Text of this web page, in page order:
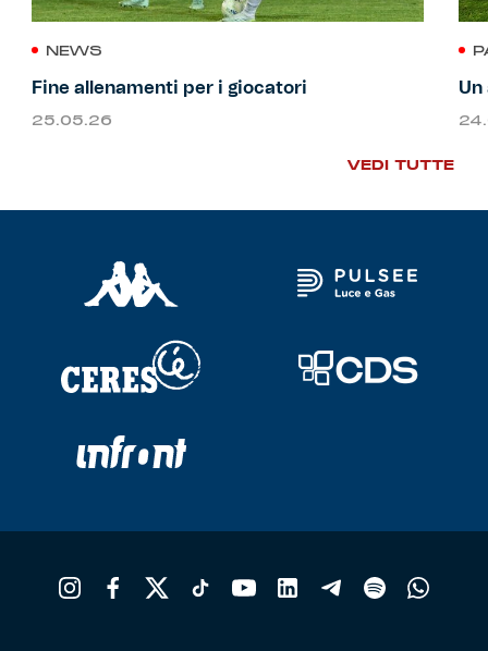
NEWS
Fine allenamenti per i giocatori
25.05.26
Un
VEDI TUTTE